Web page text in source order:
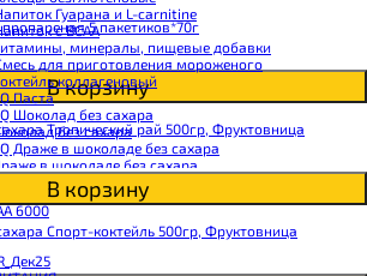
Гуарана и L-carnitine
с BCAA
минералы, пищевые добавки
для приготовления мороженого
коллагеновый
Паста
Шоколад без сахара
без сахара
Драже в шоколаде без сахара
в шоколаде без сахара
овсяная с белком
низкокалорийный
для выпечки
6000
5 пакетиков*70г
В корзину
Тропический рай 500гр, Фруктовница
В корзину
Спорт-коктейль 500гр, Фруктовница